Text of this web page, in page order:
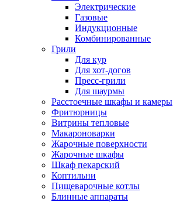
Электрические
Газовые
Индукционные
Комбинированные
Грили
Для кур
Для хот-догов
Пресс-грили
Для шаурмы
Расстоечные шкафы и камеры
Фритюрницы
Витрины тепловые
Макароноварки
Жарочные поверхности
Жарочные шкафы
Шкаф пекарский
Коптильни
Пищеварочные котлы
Блинные аппараты